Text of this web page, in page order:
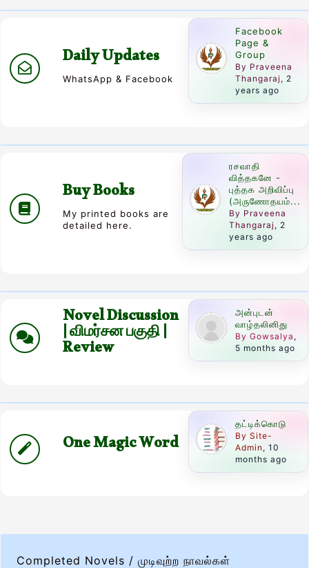
Daily Updates
WhatsApp & Facebook
Facebook
Page &
Group
By Praveena
Thangaraj , 2
years ago
Buy Books
My printed books are
detailed here.
ரசவாதி
வித்தகனே -
புத்தக அறிவிப்பு
(அருணோதயம்...
By Praveena
Thangaraj , 2
years ago
Novel Discussion
| விமர்சன பகுதி |
Review
அன்புடன்
வாழ்தலினிது
By Gowsalya ,
5 months ago
One Magic Word
தட்டிக்கொடு
By Site-
Admin, 10
months ago
Completed Novels / முடிவுற்ற நாவல்கள்